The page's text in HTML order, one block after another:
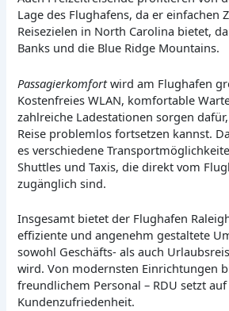
Lage des Flughafens, da er einfachen
Reisezielen in North Carolina bietet,
Banks und die Blue Ridge Mountains.
Passagierkomfortwird am Flughafen
Kostenfreies WLAN, komfortable
zahlreiche Ladestationen sorgen
Reise problemlos fortsetzen kannst.
es verschiedene
Shuttles und Taxis, die direkt vom
zugänglich sind.
Insgesamt bietet der Flughafen
effiziente und angenehm gestaltete
sowohl Geschäfts- als auch
wird. Von modernsten Einrichtungen
freundlichem Personal – RDU setzt
Kundenzufriedenheit.